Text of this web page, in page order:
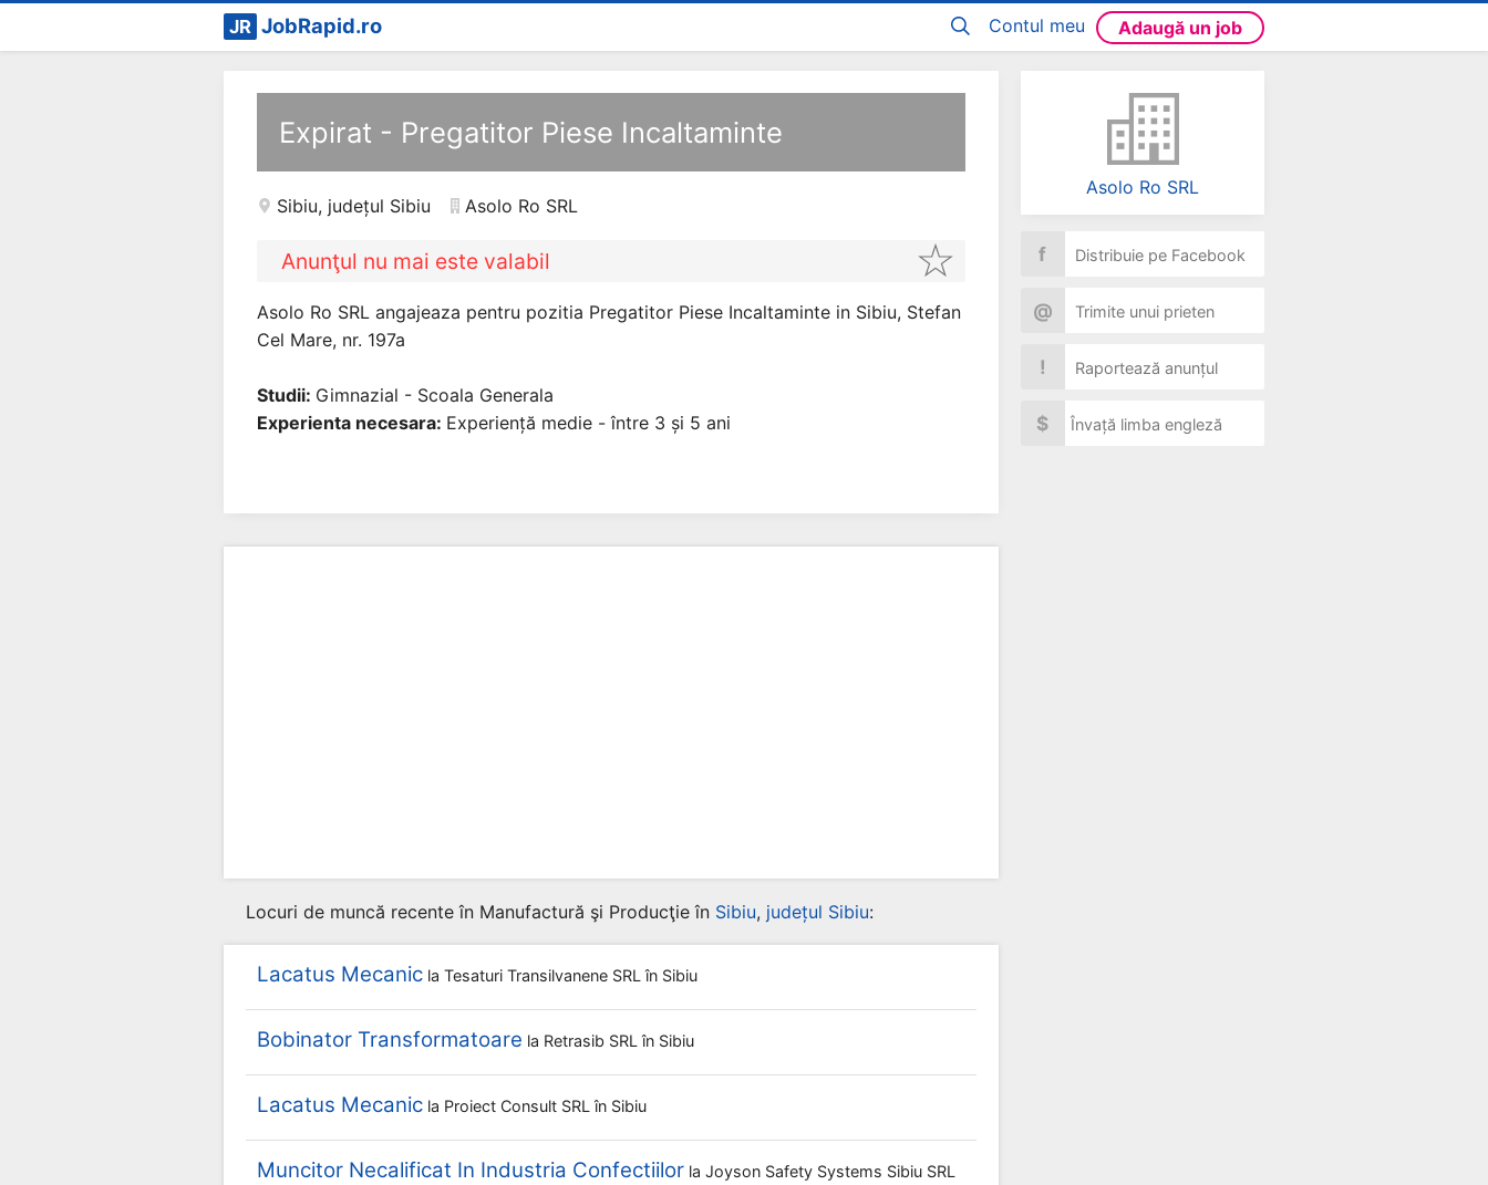
Contul meu Adaugă un job
JR JobRapid.ro
Expirat - Pregatitor Piese Incaltaminte
Sibiu, județul Sibiu Asolo Ro SRL
Anunţul nu mai este valabil
Asolo Ro SRL angajeaza pentru pozitia Pregatitor Piese Incaltaminte in Sibiu, Stefan
Cel Mare, nr. 197a
Studii: Gimnazial - Scoala Generala
Experienta necesara: Experiență medie - între 3 și 5 ani
Asolo Ro SRL
f Distribuie pe Facebook
@ Trimite unui prieten
! Raportează anunțul
$ Învață limba engleză
Locuri de muncă recente în Manufactură şi Producţie în Sibiu, județul Sibiu:
Lacatus Mecanic la Tesaturi Transilvanene SRL în Sibiu
Bobinator Transformatoare la Retrasib SRL în Sibiu
Lacatus Mecanic la Proiect Consult SRL în Sibiu
Muncitor Necalificat In Industria Confectiilor la Joyson Safety Systems Sibiu SRL